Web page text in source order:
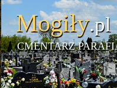
Mogiły.pl
CMENTARZ